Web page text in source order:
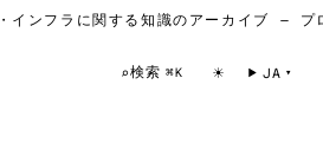
ンフラに関する知識のアーカイブ — プロ
⌕検索 ⌘K ☀ JA